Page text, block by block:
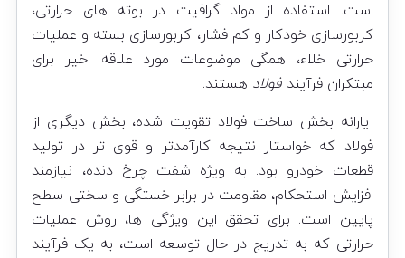
است. استفاده از مواد گرافیت در بوته های حرارتی،
کربورسازی خودکار و کم فشار، کربورسازی بسته و عملیات
حرارتی خلاء، همگی موضوعات مورد علاقه اخیر برای
مبتکران فرآیندفولاد هستند.
یارانه بخش ساخت فولاد تقویت شده، بخش دیگری از
فولاد که خواستار نتیجه کارآمدتر و قوی تر در تولید
قطعات خودرو بود. به ویژه شفت چرخ دنده، نیازمند
افزایش استحکام، مقاومت در برابر خستگی و سختی سطح
پایین است. برای تحقق این ویژگی ها، روش عملیات
حرارتی که به تدریج در حال توسعه است، به یک فرآیند